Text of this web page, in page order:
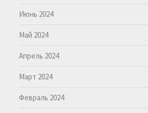
Июнь 2024
Май 2024
Апрель 2024
Март 2024
Февраль 2024